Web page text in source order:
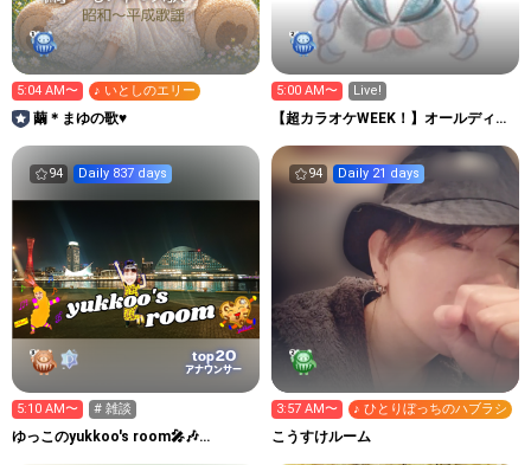
5:04 AM〜 ♪ いとしのエリー
繭＊まゆの歌♥️
5:00 AM〜 Live!
【超カラオケWEEK！】オールディー
94 Daily 837 days
top20
アナウンサー
5:10 AM〜 # 雑談
ゆっこのyukkoo's room🎤🎶
94 Daily 21 days
3:57 AM〜 ♪ ひとりぼっちのハブラシ
こうすけルーム